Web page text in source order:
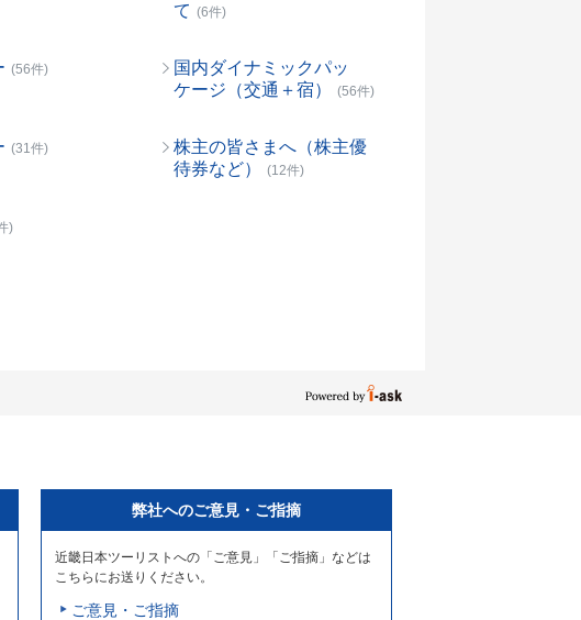
て (6件)
(56件)
国内ダイナミックパッ
ケージ（交通＋宿）
(56件)
(31件)
株主の皆さまへ（株主優
待券など）
(12件)
)
弊社へのご意見・ご指摘
近畿日本ツーリストへの「ご意見」「ご指摘」などは
こちらにお送りください。
ご意見・ご指摘